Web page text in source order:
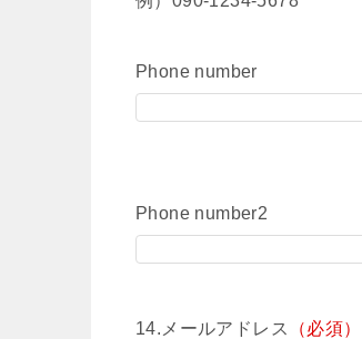
Phone number
Phone number2
14.メールアドレス
（必須）